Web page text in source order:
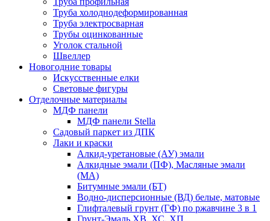
Труба холоднодеформированная
Труба электросварная
Трубы оцинкованные
Уголок стальной
Швеллер
Новогодние товары
Искусственные елки
Световые фигуры
Отделочные материалы
МДФ панели
МДФ панели Stella
Садовый паркет из ДПК
Лаки и краски
Алкид-уретановые (АУ) эмали
Алкидные эмали (ПФ), Масляные эмали
(МА)
Битумные эмали (БТ)
Водно-дисперсионные (ВД) белые, матовые
Глифталевый грунт (ГФ) по ржавчине 3 в 1
Грунт-Эмаль ХВ, ХС, ХП